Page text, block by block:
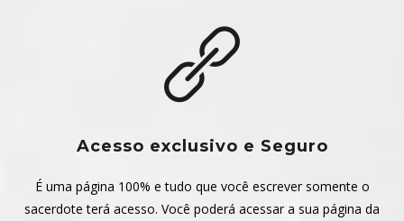
Acesso exclusivo e Seguro
É uma página 100% e tudo que você escrever somente o
sacerdote terá acesso. Você poderá acessar a sua página da